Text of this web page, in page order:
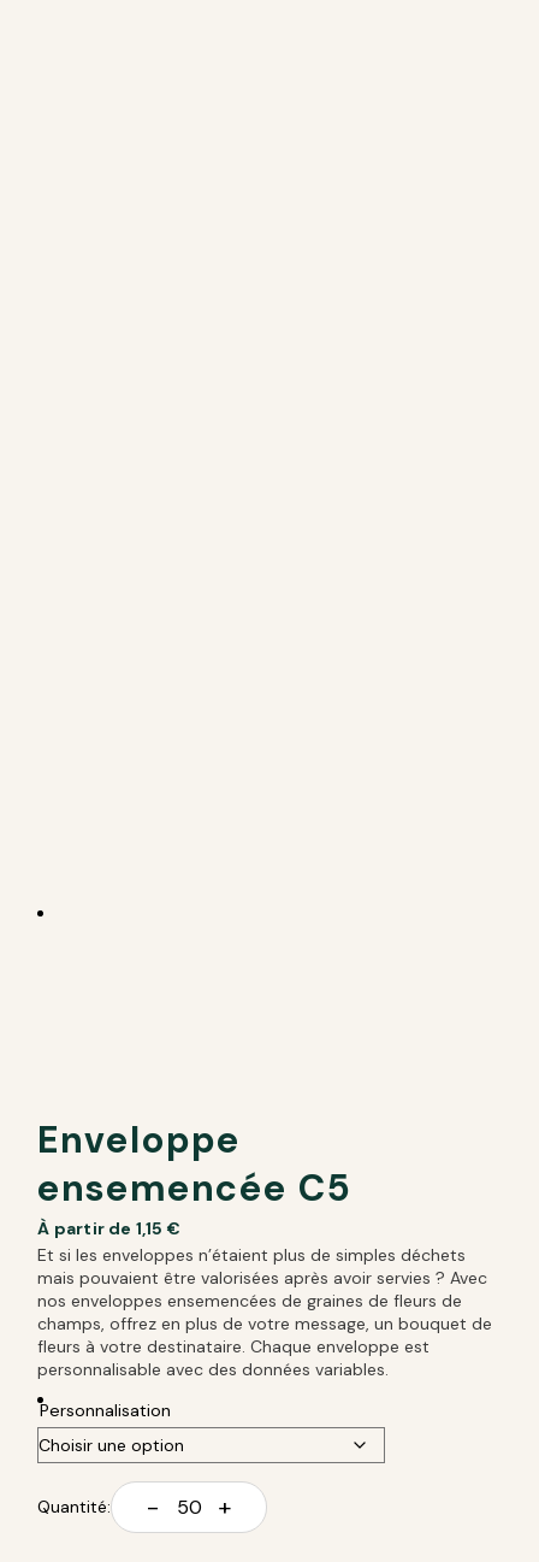
Enveloppe
ensemencée C5
À partir de 1,15 €
Et si les enveloppes n’étaient plus de simples déchets
mais pouvaient être valorisées après avoir servies ? Avec
nos enveloppes ensemencées de graines de fleurs de
champs, offrez en plus de votre message, un bouquet de
fleurs à votre destinataire. Chaque enveloppe est
personnalisable avec des données variables.
Personnalisation
Quantité: - +